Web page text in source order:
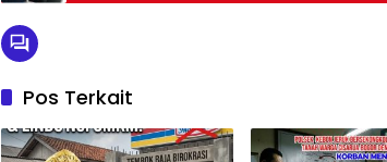
Pos Terkait